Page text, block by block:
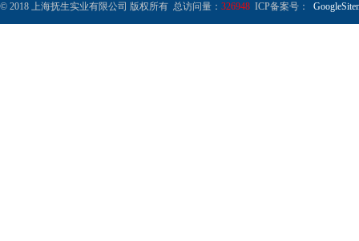
© 2018 上海抚生实业有限公司 版权所有 总访问量： 326948 ICP备案号：